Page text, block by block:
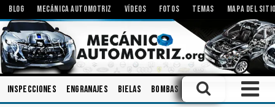
BLOG MECÁNICA AUTOMOTRIZ VÍDEOS FOTOS TEMAS MAPA DEL
Inspecciones Engranajes Bielas Bombas Modificaciones